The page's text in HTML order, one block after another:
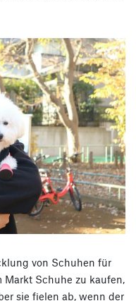
von Schuhen für
Markt Schuhe zu kaufen,
sie fielen ab, wenn der